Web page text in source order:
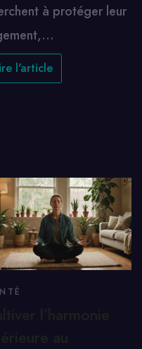
à protéger leur
l'article